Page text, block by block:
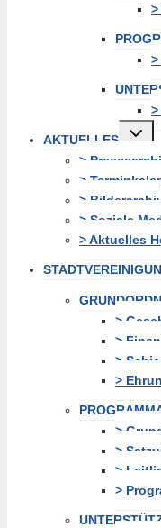
AKTUELLES
>
>
>
> Soziale
> Aktuelles
>
>
>
>
>
>
>
>